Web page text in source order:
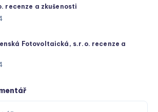
recenze a zkušenosti
Fotovoltaická, s.r.o. recenze a